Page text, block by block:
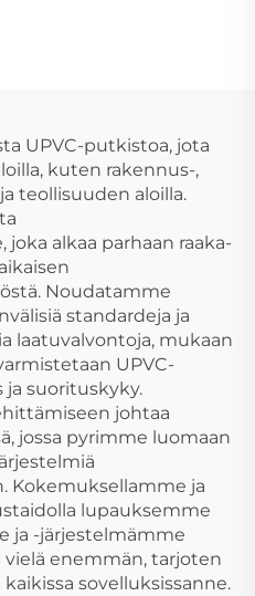
UPVC-putkistoa, jota
kuten rakennus-,
teollisuuden aloilla.
alkaa parhaan raaka-
Noudatamme
standardeja ja
laatuvalvontoja, mukaan
UPVC-
suorituskyky.
johtaa
jossa pyrimme luomaan
Kokemuksellamme ja
lupauksemme
ja -järjestelmämme
enemmän, tarjoten
sovelluksissanne.